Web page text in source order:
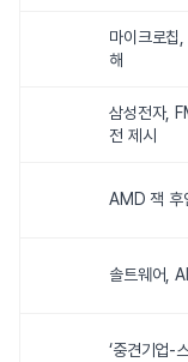
마이크로
해
삼성전자,
전 제시
AMD 잭 후
솔트웨어,
‘중견기업-